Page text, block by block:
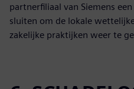
partnerfiliaal van Siemens
sluiten om de lokale
zakelijke praktijken weer te